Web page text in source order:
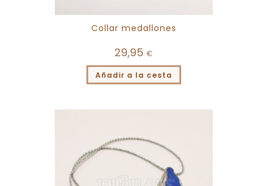
Collar medallones
29,95 €
Añadir a la cesta